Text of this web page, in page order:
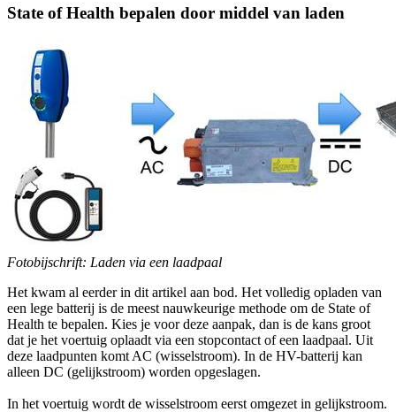
State of Health bepalen door middel van laden
Fotobijschrift: Laden via een laadpaal
Het kwam al eerder in dit artikel aan bod. Het volledig opladen van
een lege batterij is de meest nauwkeurige methode om de State of
Health te bepalen. Kies je voor deze aanpak, dan is de kans groot
dat je het voertuig oplaadt via een stopcontact of een laadpaal. Uit
deze laadpunten komt AC (wisselstroom). In de HV-batterij kan
alleen DC (gelijkstroom) worden opgeslagen.
In het voertuig wordt de wisselstroom eerst omgezet in gelijkstroom.